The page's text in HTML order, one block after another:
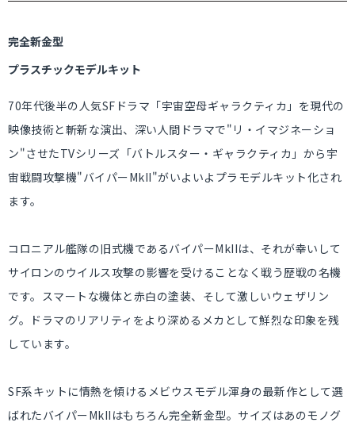
完全新金型
プラスチックモデルキット
70年代後半の人気SFドラマ「宇宙空母ギャラクティカ」を現代の
映像技術と斬新な演出、深い人間ドラマで"リ・イマジネーショ
ン"させたTVシリーズ「バトルスター・ギャラクティカ」から宇
宙戦闘攻撃機"バイパーMkII"がいよいよプラモデルキット化され
ます。
コロニアル艦隊の旧式機であるバイパーMkIIは、それが幸いして
サイロンのウイルス攻撃の影響を受けることなく戦う歴戦の名機
です。スマートな機体と赤白の塗装、そして激しいウェザリン
グ。ドラマのリアリティをより深めるメカとして鮮烈な印象を残
しています。
SF系キットに情熱を傾けるメビウスモデル渾身の最新作として選
ばれたバイパーMkIIはもちろん完全新金型。サイズはあのモノグ